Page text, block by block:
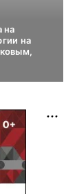
на
на